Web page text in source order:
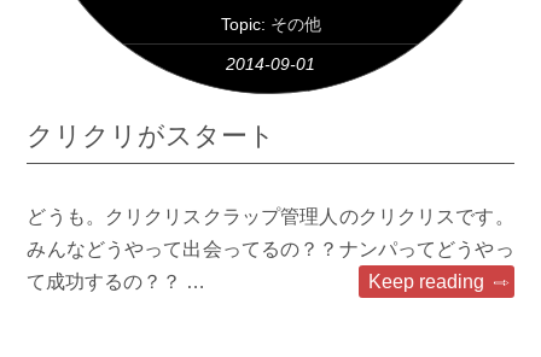
Topic: その他
2014-09-01
クリクリがスタート
どうも。クリクリスクラップ管理人のクリクリスです。
みんなどうやって出会ってるの？？ナンパってどうやっ
て成功するの？？ …
Keep reading